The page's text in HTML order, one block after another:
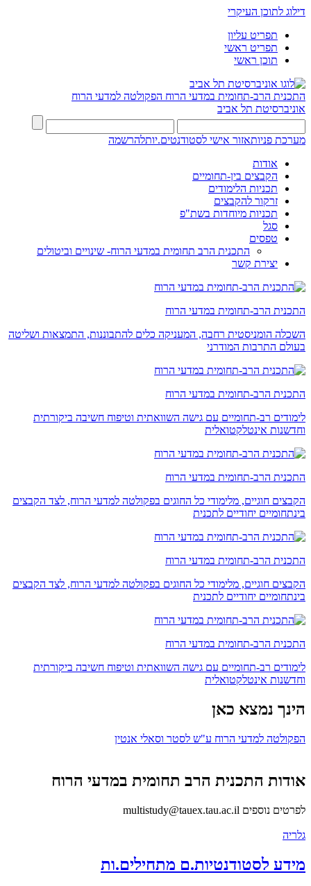
דילוג לתוכן העיקרי
תפריט עליון
תפריט ראשי
תוכן ראשי
התכנית הרב-תחומית במדעי הרוח הפקולטה למדעי הרוח
אוניברסיטת תל אביב
מערכת פניותאזור אישי לסטודנטים.יותלהרשמה
אודות
הקבצים בין-תחומיים
תכניות הלימודים
זרקור להקבצים
תכניות מיוחדות בשת"פ
סגל
טפסים
התכנית הרב תחומית במדעי הרוח- שינויים וביטולים
יצירת קשר
התכנית הרב-תחומית במדעי הרוח
השכלה הומניסטית רחבה, המעניקה כלים להתבוננות, התמצאות ושליטה
בעולם התרבות המודרני
התכנית הרב-תחומית במדעי הרוח
לימודים רב-תחומיים עם גישה השוואתית וטיפוח חשיבה ביקורתית
וחדשנות אינטלקטואלית
התכנית הרב-תחומית במדעי הרוח
הקבצים חוגיים, מלימודי כל החוגים בפקולטה למדעי הרוח, לצד הקבצים
בינתחומיים יחודיים לתכנית
התכנית הרב-תחומית במדעי הרוח
הקבצים חוגיים, מלימודי כל החוגים בפקולטה למדעי הרוח, לצד הקבצים
בינתחומיים יחודיים לתכנית
התכנית הרב-תחומית במדעי הרוח
לימודים רב-תחומיים עם גישה השוואתית וטיפוח חשיבה ביקורתית
וחדשנות אינטלקטואלית
הינך נמצא כאן
הפקולטה למדעי הרוח ע"ש לסטר וסאלי אנטין
אודות התכנית הרב תחומית במדעי הרוח
לפרטים נוספים multistudy@tauex.tau.ac.il
גלריה
מידע לסטודנטיות.ם מתחילים.ות